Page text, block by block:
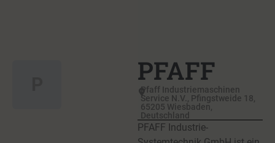
PFAFF
Pfaff Industriemaschinen
Service N.V., Pfingstweide 18,
65205 Wiesbaden,
Deutschland
PFAFF Industrie-